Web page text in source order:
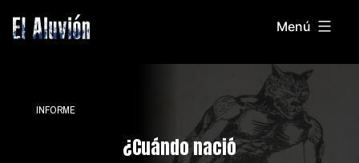
Saltar
El
Menú
INFORME
¿Cuándo nació